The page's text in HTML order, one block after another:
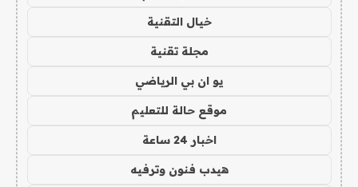
خيال التقنية
مجلة تقنية
يو ان بي الرياضي
موقع حالة للتعليم
اخبار 24 ساعة
هيدب فنون وترفيه